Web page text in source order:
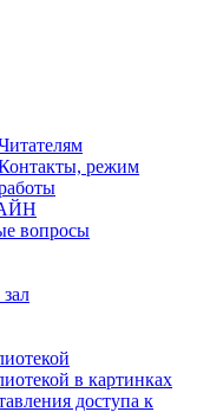
режим
вопросы
в картинках
доступа к